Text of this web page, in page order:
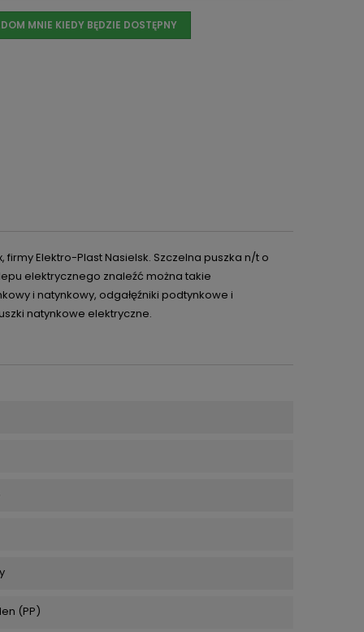
MNIE KIEDY BĘDZIE DOSTĘPNY
firmy Elektro-Plast Nasielsk. Szczelna puszka n/t o
elektrycznego znaleźć można takie
i natynkowy, odgałęźniki podtynkowe i
natynkowe elektryczne.
(PP)